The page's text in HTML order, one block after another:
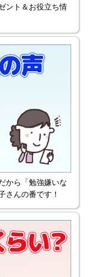
ント＆お役立ち情
から「勉強嫌いな
さんの番です！